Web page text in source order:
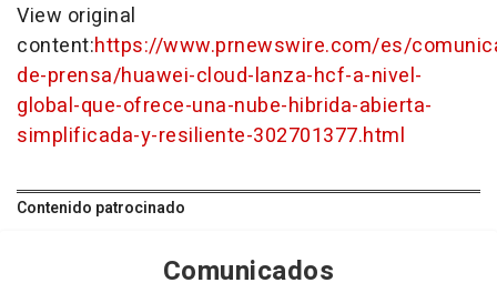
View original
content:https://www.prnewswire.com/es/
de-prensa/huawei-cloud-lanza-hcf-a-nivel-
global-que-ofrece-una-nube-hibrida-abierta-
simplificada-y-resiliente-302701377.html
Contenido patrocinado
Comunicados